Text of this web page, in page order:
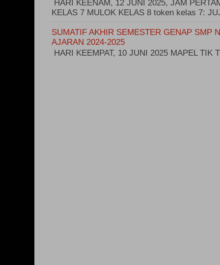
HARI KEENAM, 12 JUNI 2025, JAM
KELAS 7 MULOK KELAS 8 token kelas 7:
SUMATIF AKHIR SEMESTER GENAP SMP
AJARAN 2024-2025
HARI KEEMPAT, 10 JUNI 2025 MAPEL TIK